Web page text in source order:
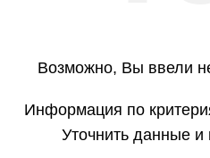
Возможно, Вы ввели
Информация по
Уточнить данные и